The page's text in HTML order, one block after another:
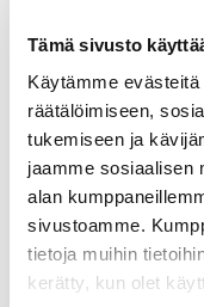
Tämä sivusto
Käytämme
räätälöimiseen,
tukemiseen ja
jaamme sosiaalisen
alan
sivustoamme.
tietoja muihin
kerätty, kun olet